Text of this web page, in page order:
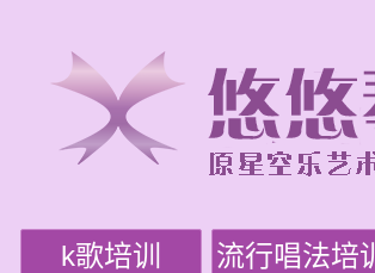
k歌培训 流行唱法培训